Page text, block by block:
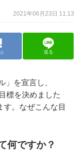
2021年06月23日 11:13
送る
」を宣言し、
標を決めました
す。なぜこんな目
何ですか？